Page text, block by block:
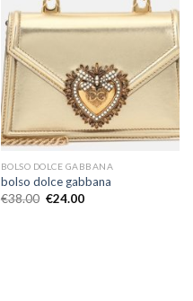
BOLSO DOLCE GABBANA
bolso dolce gabbana
€38.00 €24.00